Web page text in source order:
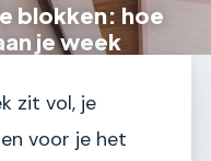
blokken: hoe
je week
zit vol, je
voor je het